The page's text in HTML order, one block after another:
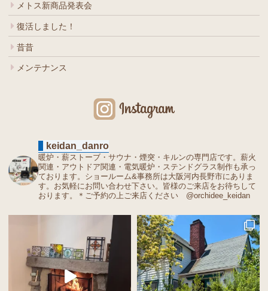
メトス新商品発表会
復活しました！
昔昔
メンテナンス
keidan_danro
暖炉・薪ストーブ・サウナ・煙突・キルンの専門店です。薪火
関連・アウトドア関連・電気暖炉・ステンドグラス制作も承っ
ております。ショールーム&事務所は大阪河内長野市にありま
す。お気軽にお問い合わせ下さい。皆様のご来店をお待ちして
おります。＊ご予約の上ご来店ください @orchidee_keidan